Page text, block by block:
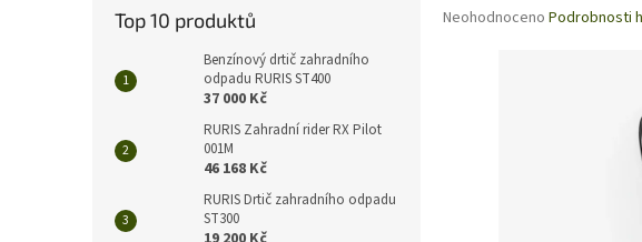
Top 10 produktů
Benzínový drtič zahradního
odpadu RURIS ST400
37 000 Kč
RURIS Zahradní rider RX Pilot
001M
46 168 Kč
RURIS Drtič zahradního odpadu
ST300
Průměrné
Neohodnoceno Podrobnosti